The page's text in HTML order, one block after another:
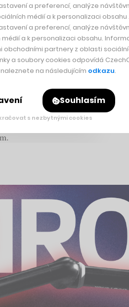
tarifu v konkrétní chvíli
netěší, už nějaký čas
až osminásobná. Narozdíl od
a preferencí, analýze
médií a k personalizaci obsahu
a preferencí, analýze
a k personalizaci obsahu.
obchodními partnery z oblasti
a soubory cookies odpovídá
na následujícím odkazu.
Souhlasím
s nezbytnými cookies